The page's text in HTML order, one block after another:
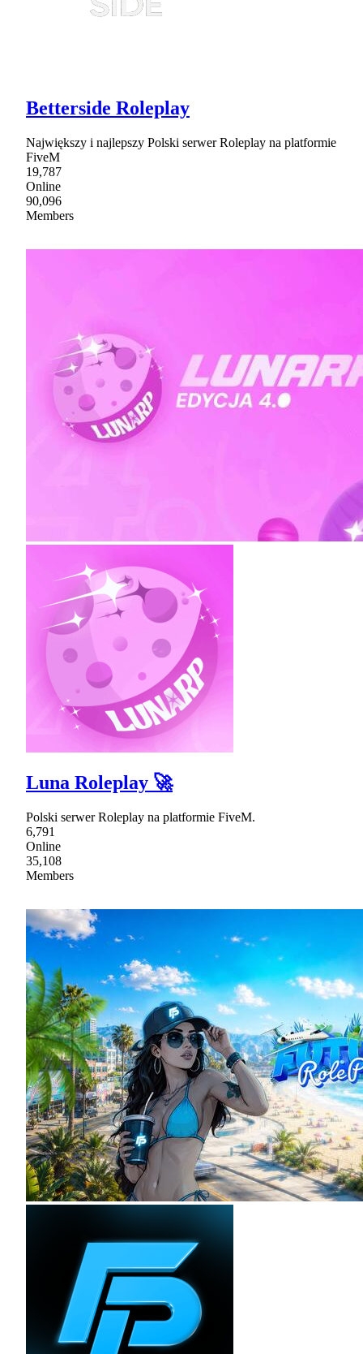
Betterside Roleplay
Największy i najlepszy Polski serwer Roleplay na platformie
FiveM
19,787
Online
90,096
Members
Luna Roleplay 🚀
Polski serwer Roleplay na platformie FiveM.
6,791
Online
35,108
Members